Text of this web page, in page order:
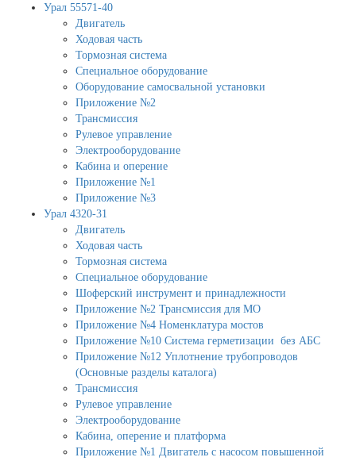
Урал 55571-40
Двигатель
Ходовая часть
Тормозная система
Специальное оборудование
Оборудование самосвальной установки
Приложение №2
Трансмиссия
Рулевое управление
Электрооборудование
Кабина и оперение
Приложение №1
Приложение №3
Урал 4320-31
Двигатель
Ходовая часть
Тормозная система
Специальное оборудование
Шоферский инструмент и принадлежности
Приложение №2 Трансмиссия для МО
Приложение №4 Номенклатура мостов
Приложение №10 Система герметизации без АБС
Приложение №12 Уплотнение трубопроводов
(Основные разделы каталога)
Трансмиссия
Рулевое управление
Электрооборудование
Кабина, оперение и платформа
Приложение №1 Двигатель с насосом повышенной